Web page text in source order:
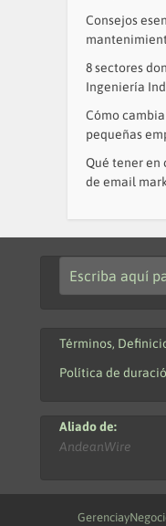
Consejos
8 sectores
Ingeniería
Cómo
pequeñas
Qué tener en
de email
Términos,
Política de
Aliado de:
AndeanWire